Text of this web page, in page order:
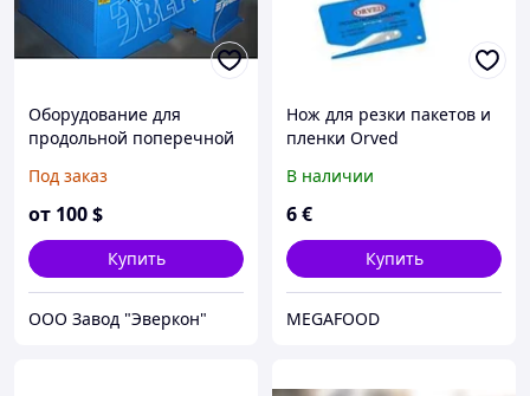
Оборудование для
продольной поперечной
Под заказ
от 100$
Купить
ООО Завод "Эверкон"
Нож для резки пакетов и
пленки Orved
В наличии
6€
Купить
MEGAFOOD